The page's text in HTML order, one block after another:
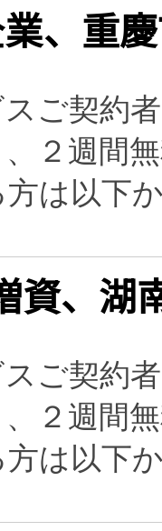
、重
ご契約
２週間
は以下
資、湖
ご契約
２週間
は以下